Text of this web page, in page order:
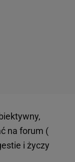
na forum (
i życzy